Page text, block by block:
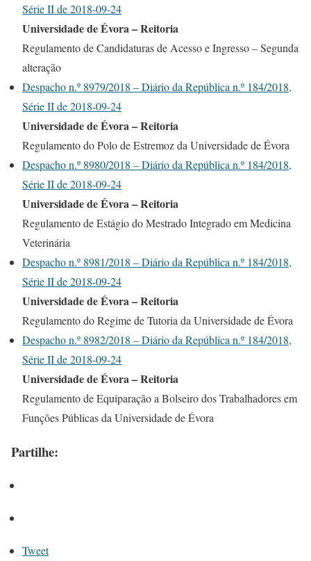
Série II de 2018-09-24
Universidade de Évora – Reitoria
Regulamento de Candidaturas de Acesso e Ingresso – Segunda
alteração
Despacho n.º 8979/2018 – Diário da República n.º 184/2018,
Série II de 2018-09-24
Universidade de Évora – Reitoria
Regulamento do Polo de Estremoz da Universidade de Évora
Despacho n.º 8980/2018 – Diário da República n.º 184/2018,
Série II de 2018-09-24
Universidade de Évora – Reitoria
Regulamento de Estágio do Mestrado Integrado em Medicina
Veterinária
Despacho n.º 8981/2018 – Diário da República n.º 184/2018,
Série II de 2018-09-24
Universidade de Évora – Reitoria
Regulamento do Regime de Tutoria da Universidade de Évora
Despacho n.º 8982/2018 – Diário da República n.º 184/2018,
Série II de 2018-09-24
Universidade de Évora – Reitoria
Regulamento de Equiparação a Bolseiro dos Trabalhadores em
Funções Públicas da Universidade de Évora
Partilhe:
Tweet